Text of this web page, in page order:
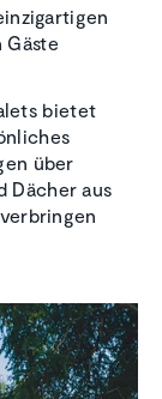
Gäste
bietet
über
Dächer aus